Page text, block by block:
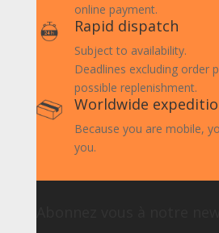
online payment.
Rapid dispatch
Subject to availability.
Deadlines excluding order
possible replenishment.
Worldwide
Because you are mobile,
you.